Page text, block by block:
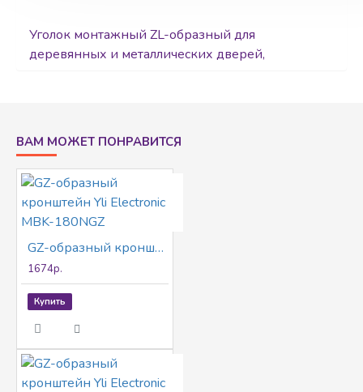
Уголок монтажный ZL-oбразный для
деревянных и металлических дверей,
ВАМ МОЖЕТ ПОНРАВИТСЯ
GZ-образный кронштейн Yli Electronic MBK-180NGZ
1674р.
Купить